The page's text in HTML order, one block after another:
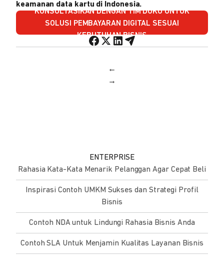
keamanan data kartu di Indonesia.
KONSULTASIKAN DENGAN TIM DOKU UNTUK
SOLUSI PEMBAYARAN DIGITAL SESUAI
KEBUTUHAN BISNIS
←
→
ENTERPRISE
Rahasia Kata-Kata Menarik Pelanggan Agar Cepat Beli
Inspirasi Contoh UMKM Sukses dan Strategi Profil
Bisnis
Contoh NDA untuk Lindungi Rahasia Bisnis Anda
Contoh SLA Untuk Menjamin Kualitas Layanan Bisnis